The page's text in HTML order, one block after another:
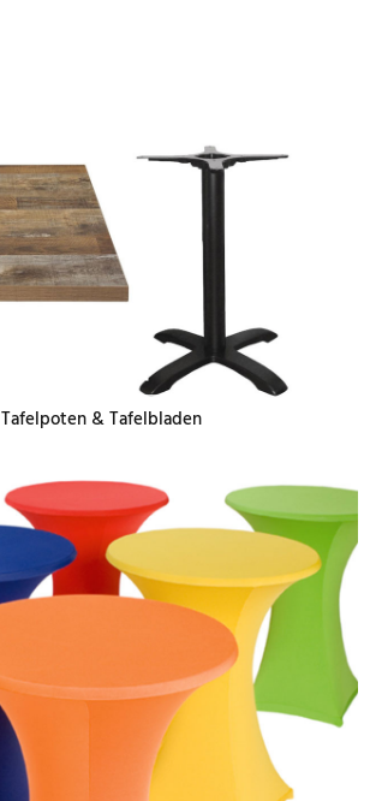
Tafelpoten & Tafelbladen